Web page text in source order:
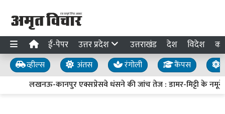
ई-पेपर उत्तर प्रदेश उत्तराखंड देश विदेश
व्हील्स अंतस रंगोली कैंपस
लखनऊ-कानपुर एक्सप्रेसवे धंसने की जांच तेज : डामर-मिट्टी के नमूने